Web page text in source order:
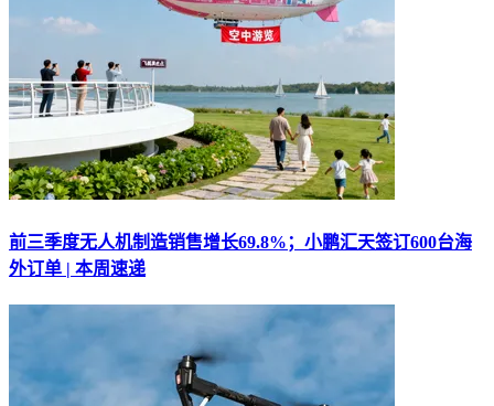
前三季度无人机制造销售增长69.8%；小鹏汇天签订600台海
外订单 | 本周速递